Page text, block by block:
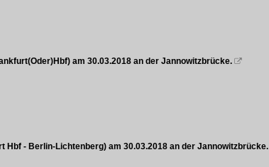
am 30.03.2018 an der Jannowitzbrücke. 
Hbf - Berlin-Lichtenberg) am 30.03.2018 an der Jannowitzbrücke.